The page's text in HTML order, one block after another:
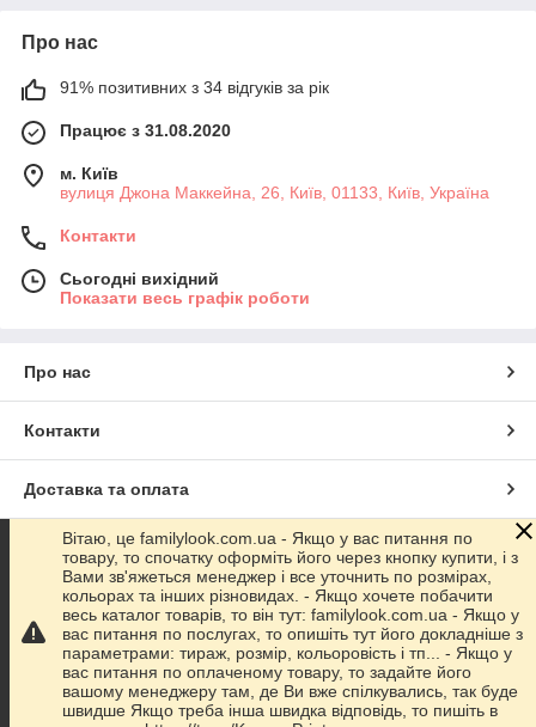
Про нас
91% позитивних з 34 відгуків за рік
Працює з 31.08.2020
м. Київ
вулиця Джона Маккейна, 26, Київ, 01133, Київ, Україна
Контакти
Сьогодні вихідний
Показати весь графік роботи
Про нас
Контакти
Доставка та оплата
Графік роботи
Повна версія сайту
Сайт створено на маркетплейсі Prom.ua
Вітаю, це familylook.com.ua - Якщо у вас питання по
товару, то спочатку оформіть його через кнопку купити, і з
Вами зв'яжеться менеджер і все уточнить по розмірах,
кольорах та інших різновидах. - Якщо хочете побачити
весь каталог товарів, то він тут: familylook.com.ua - Якщо у
вас питання по послугах, то опишіть тут його докладніше з
параметрами: тираж, розмір, кольоровість і тп... - Якщо у
вас питання по оплаченому товару, то задайте його
вашому менеджеру там, де Ви вже спілкувались, так буде
швидше Якщо треба інша швидка відповідь, то пишіть в